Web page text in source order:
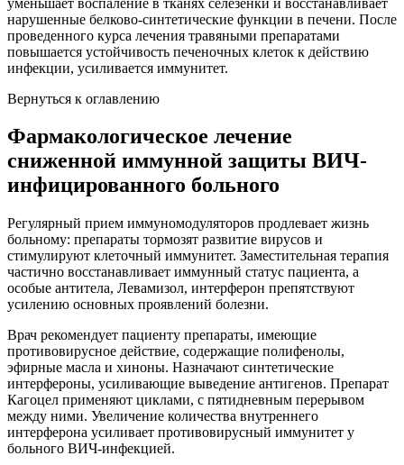
нарушенные белково-синтетические функции в печени. После
проведенного курса лечения травяными препаратами
повышается устойчивость печеночных клеток к действию
инфекции, усиливается иммунитет.
Вернуться к оглавлению
Фармакологическое лечение
сниженной иммунной защиты ВИЧ-
инфицированного больного
Регулярный прием иммуномодуляторов продлевает жизнь
больному: препараты тормозят развитие вирусов и
стимулируют клеточный иммунитет. Заместительная терапия
частично восстанавливает иммунный статус пациента, а
особые антитела, Левамизол, интерферон препятствуют
усилению основных проявлений болезни.
Врач рекомендует пациенту препараты, имеющие
противовирусное действие, содержащие полифенолы,
эфирные масла и хиноны. Назначают синтетические
интерфероны, усиливающие выведение антигенов. Препарат
Кагоцел применяют циклами, с пятидневным перерывом
между ними. Увеличение количества внутреннего
интерферона усиливает противовирусный иммунитет у
больного ВИЧ-инфекцией.